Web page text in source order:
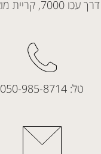
דרך עכו 7000, קריית מוצקין
טל: 050-985-8714